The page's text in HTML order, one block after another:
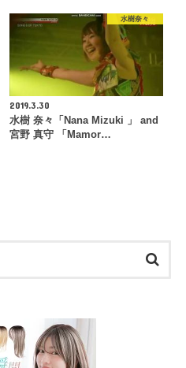
水樹奈々
2019.3.30
水樹 奈々「Nana Mizuki 」 and
宮野 真守 「Mamor…